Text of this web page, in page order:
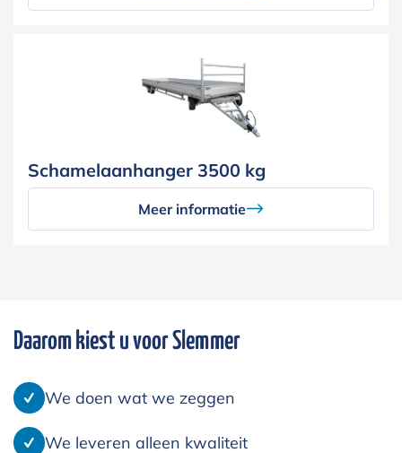
Schamelaanhanger 3500 kg
Meer informatie
Daarom kiest u voor Slemmer
We doen wat we zeggen
We leveren alleen kwaliteit